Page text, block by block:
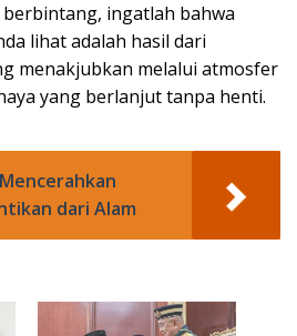
ingatlah bahwa
lihat adalah hasil dari
menakjubkan melalui atmosfer
yang berlanjut tanpa henti.
dari Alam